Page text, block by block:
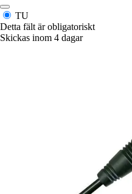
TU
Detta fält är obligatoriskt
Skickas inom 4 dagar